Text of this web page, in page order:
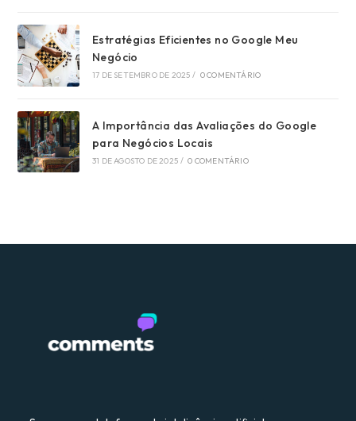
Estratégias Eficientes no Google Meu
Negócio
17 DE SETEMBRO DE 2025 / 0 COMENTÁRIO
A Importância das Avaliações do Google
para Negócios Locais
31 DE AGOSTO DE 2025 / 0 COMENTÁRIO